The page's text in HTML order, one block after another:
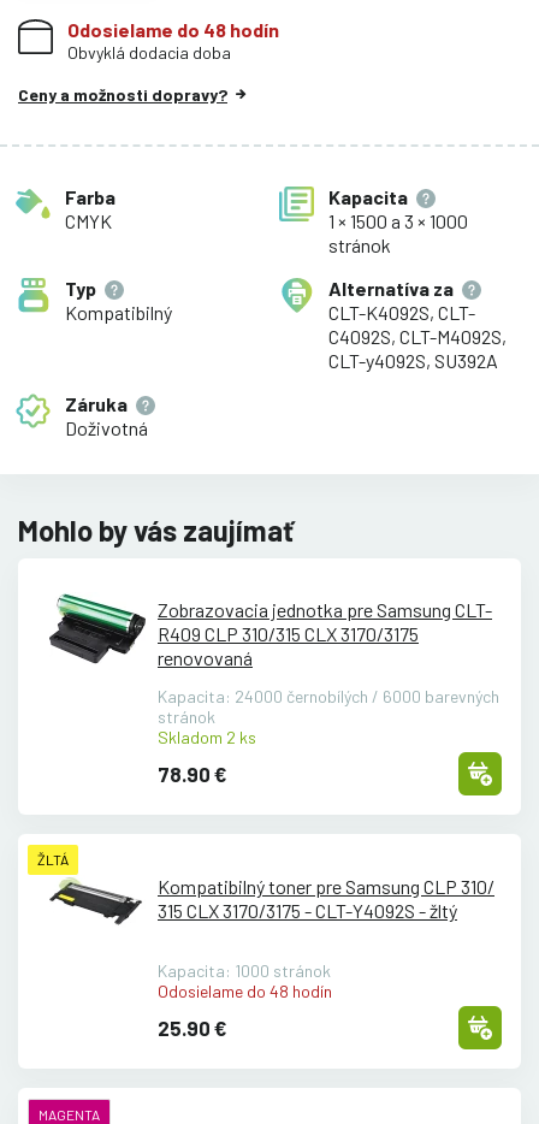
Odosielame do 48 hodín
Obvyklá dodacia doba
Ceny a možnosti dopravy?
Farba
CMYK
Kapacita
1 × 1500 a 3 × 1000
stránok
Typ
Kompatibilný
Alternatíva za
CLT-K4092S, CLT-
C4092S, CLT-M4092S,
CLT-y4092S, SU392A
Záruka
Doživotná
Mohlo by vás zaujímať
Zobrazovacia jednotka pre Samsung CLT-
R409 CLP 310/315 CLX 3170/3175
renovovaná
Kapacita: 24000 černobílých / 6000 barevných
stránok
Skladom 2 ks
78.90 €
ŽLTÁ
Kompatibilný toner pre Samsung CLP 310/
315 CLX 3170/3175 - CLT-Y4092S - žltý
Kapacita: 1000 stránok
Odosielame do 48 hodín
25.90 €
MAGENTA